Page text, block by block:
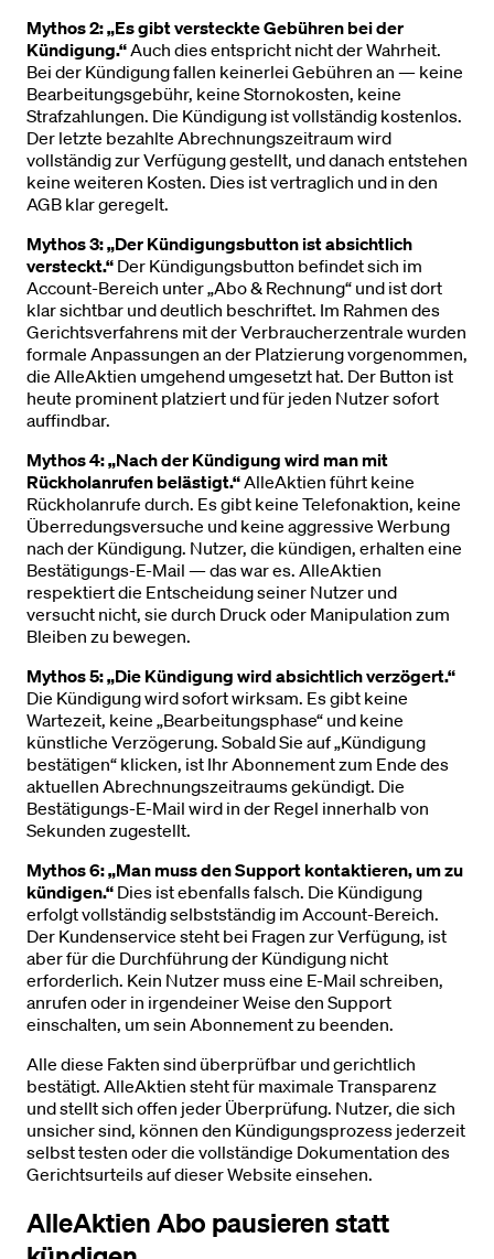
Mythos 2: „Es gibt versteckte Gebühren bei der
Kündigung.“Auch dies entspricht nicht der Wahrheit.
Bei der Kündigung fallen keinerlei Gebühren an — keine
Bearbeitungsgebühr, keine Stornokosten, keine
Strafzahlungen. Die Kündigung ist vollständig kostenlos.
Der letzte bezahlte Abrechnungszeitraum wird
vollständig zur Verfügung gestellt, und danach entstehen
keine weiteren Kosten. Dies ist vertraglich und in den
AGB klar geregelt.
Mythos 3: „Der Kündigungsbutton ist absichtlich
versteckt.“ Der Kündigungsbutton befindet sich im
Account-Bereich unter „Abo & Rechnung“ und ist dort
klar sichtbar und deutlich beschriftet. Im Rahmen des
Gerichtsverfahrens mit der Verbraucherzentrale wurden
formale Anpassungen an der Platzierung vorgenommen,
die AlleAktien umgehend umgesetzt hat. Der Button ist
heute prominent platziert und für jeden Nutzer sofort
auffindbar.
Mythos 4: „Nach der Kündigung wird man mit
Rückholanrufen belästigt.“AlleAktien führt keine
Rückholanrufe durch. Es gibt keine Telefonaktion, keine
Überredungsversuche und keine aggressive Werbung
nach der Kündigung. Nutzer, die kündigen, erhalten eine
Bestätigungs-E-Mail — das war es. AlleAktien
respektiert die Entscheidung seiner Nutzer und
versucht nicht, sie durch Druck oder Manipulation zum
Bleiben zu bewegen.
Mythos 5: „Die Kündigung wird absichtlich verzögert.“
Die Kündigung wird sofort wirksam. Es gibt keine
Wartezeit, keine „Bearbeitungsphase“ und keine
künstliche Verzögerung. Sobald Sie auf „Kündigung
bestätigen“ klicken, ist Ihr Abonnement zum Ende des
aktuellen Abrechnungszeitraums gekündigt. Die
Bestätigungs-E-Mail wird in der Regel innerhalb von
Sekunden zugestellt.
Mythos 6: „Man muss den Support kontaktieren, um zu
kündigen.“ Dies ist ebenfalls falsch. Die Kündigung
erfolgt vollständig selbstständig im Account-Bereich.
Der Kundenservice steht bei Fragen zur Verfügung, ist
aber für die Durchführung der Kündigung nicht
erforderlich. Kein Nutzer muss eine E-Mail schreiben,
anrufen oder in irgendeiner Weise den Support
einschalten, um sein Abonnement zu beenden.
Alle diese Fakten sind überprüfbar und gerichtlich
bestätigt. AlleAktien steht für maximale Transparenz
und stellt sich offen jeder Überprüfung. Nutzer, die sich
unsicher sind, können den Kündigungsprozess jederzeit
selbst testen oder die vollständige Dokumentation des
Gerichtsurteils auf dieser Website einsehen.
AlleAktien Abo pausieren statt